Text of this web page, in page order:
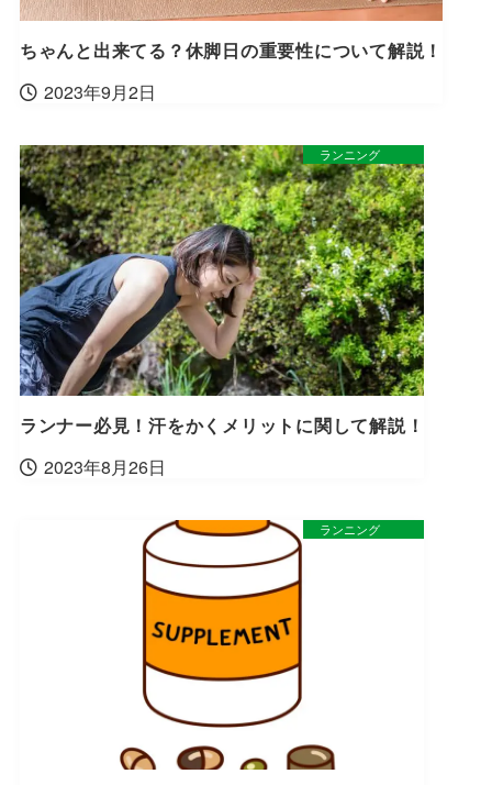
ちゃんと出来てる？休脚日の重要性について解説！
2023年9月2日
ランナー必見！汗をかくメリットに関して解説！
2023年8月26日
ランニング
ランニング